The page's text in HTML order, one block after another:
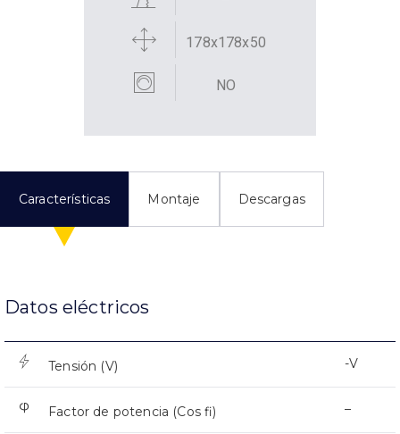
178x178x50
NO
Características Montaje Descargas
Datos eléctricos
Tensión (V) -V
Factor de potencia (Cos fi) –